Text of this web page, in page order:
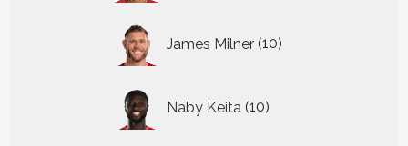
James Milner 10
producten
Naby Keita 10
producten